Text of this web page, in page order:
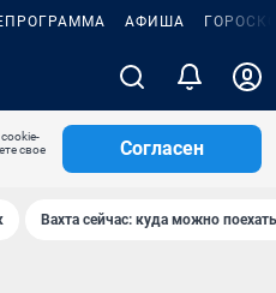
АФИША
свое
Согласен
Вахта сейчас: куда можно